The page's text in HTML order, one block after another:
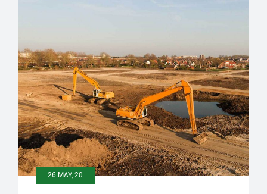
26 MAY, 20